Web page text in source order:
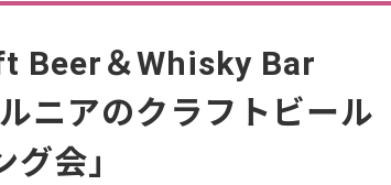
Beer＆Whisky Bar
ニアのクラフトビール
会」